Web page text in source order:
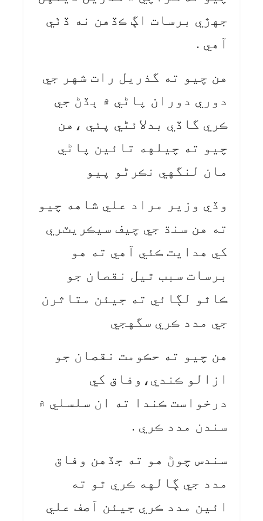
جهڙي برسات اڳ ڪڏهن نه ڏٺي
آهي .
هن چيو ته گذريل رات شهر جي
دوري دوران پاڻي ۾ ٻڏڻ جي
ڪري گاڏي بدلائڻي پئي ،هن
چيو ته چيلهه تائين پاڻي
مان لنگهي نڪرڻو پيو
وڏي وزير مراد علي شاهه چيو
ته هن سنڌ جي چيف سيڪريٽري
کي هدايت ڪئي آهي ته هو
برسات سبب ٿيل نقصان جو
ڪاٿو لڳائي ته جيئن متاثرن
جي مدد ڪري سگهجي
هن چيو ته حڪومت نقصان جو
ازالو ڪندي،وفاق کي
درخواست ڪندا ته ان سلسلي ۾
سندن مدد ڪري .
سندس چوڻ هو ته جڏهن وفاق
مدد جي ڳالهه ڪري ٿو ته
ائين مدد ڪري جيئن آصف علي